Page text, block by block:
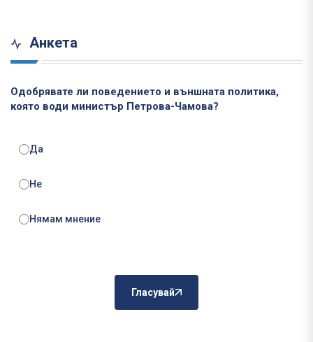
Анкета
Одобрявате ли поведението и външната политика,
която води министър Петрова-Чамова?
Да
Не
Нямам мнение
Гласувай